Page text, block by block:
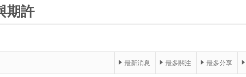
期許
最新消息 最多關注 最多分享